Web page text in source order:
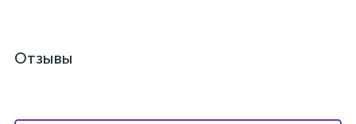
Отзывы